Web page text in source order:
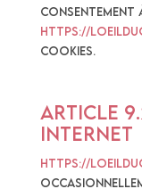
consentement
https://
cookies.
Article 9.2.
INTERNET
https://